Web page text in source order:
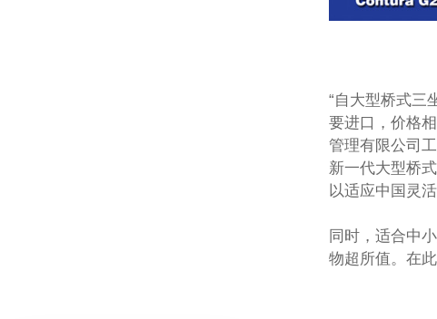
“自大型桥式三
要进口，价格
管理有限公司
新一代大型桥
以适应中国灵
同时，适合中
物超所值。在